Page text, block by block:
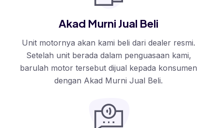
Akad Murni Jual Beli
Unit motornya akan kami beli dari dealer resmi.
Setelah unit berada dalam penguasaan kami,
barulah motor tersebut dijual kepada konsumen
dengan Akad Murni Jual Beli.